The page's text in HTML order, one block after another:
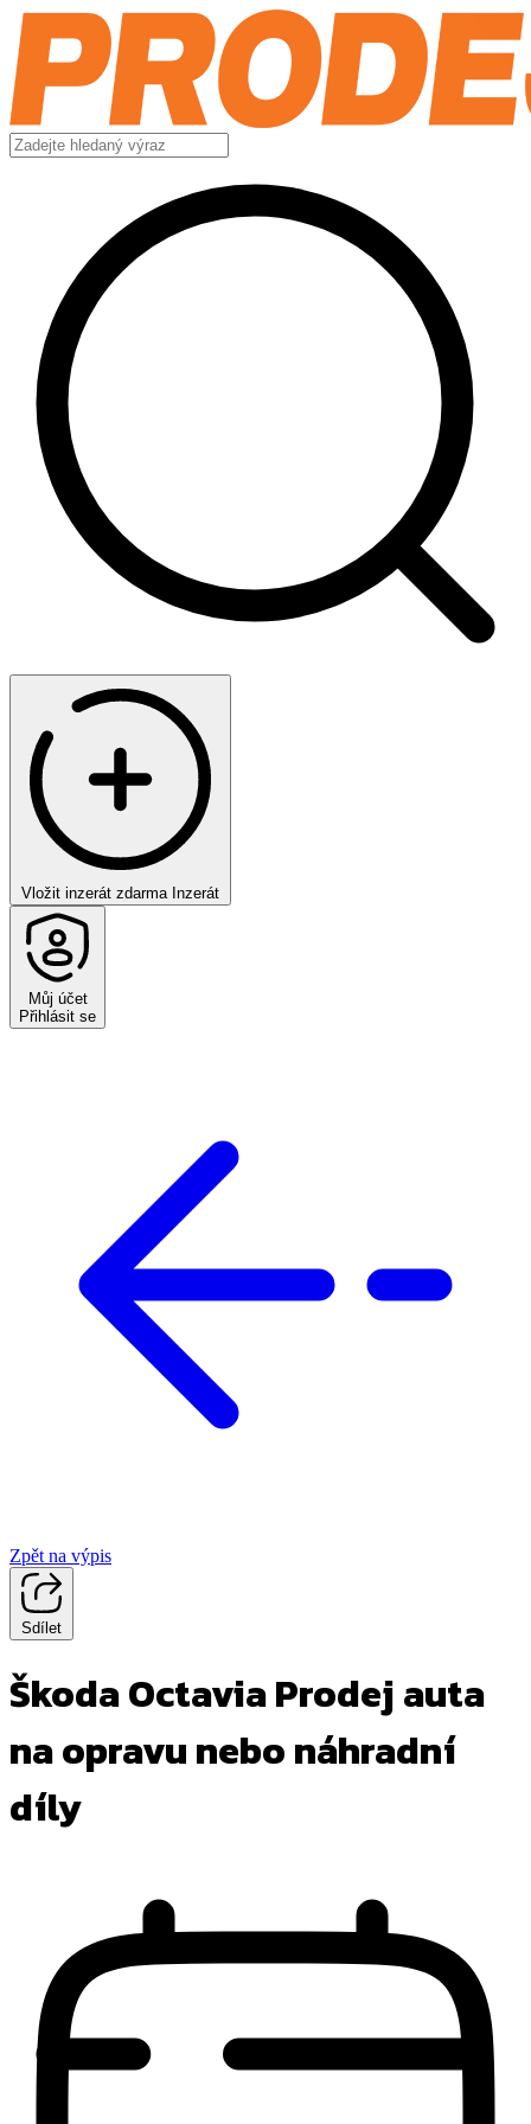
Vložit inzerát zdarma Inzerát
Můj účet
Přihlásit se
Zpět na výpis
Sdílet
Škoda OctaviaProdej auta
na opravu nebo náhradní
díly